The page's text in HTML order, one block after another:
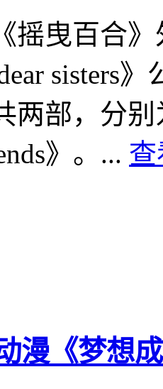
曳百合》
sisters
两部，分
》。... 查
漫《梦想